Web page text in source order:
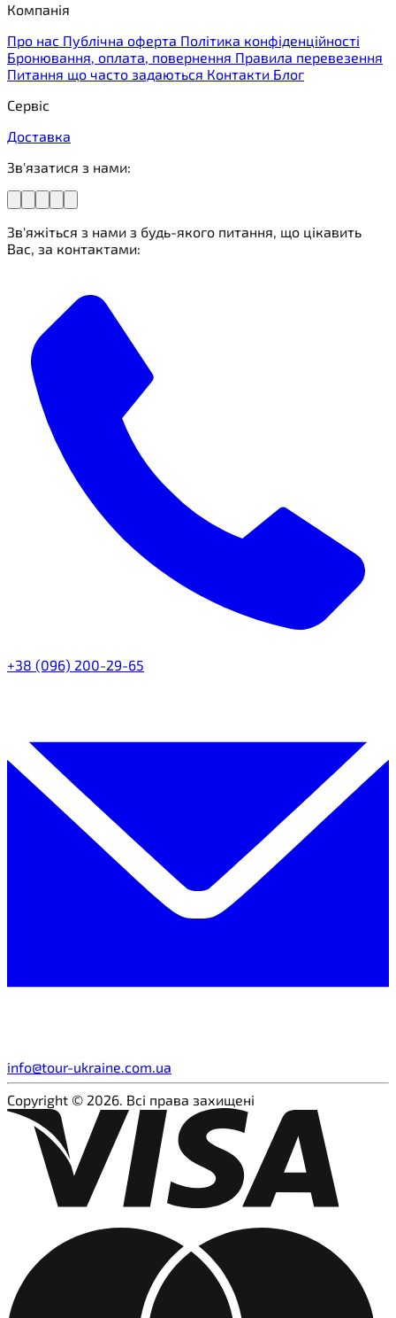
Компанія
Про нас Публічна оферта Політика конфіденційності
Бронювання, оплата, повернення Правила перевезення
Питання що часто задаються Контакти Блог
Сервіс
Доставка
Зв'язатися з нами:
Зв'яжіться з нами з будь-якого питання, що цікавить
Вас, за контактами:
+38 (096) 200-29-65
info@tour-ukraine.com.ua
Copyright © 2026. Всі права захищені